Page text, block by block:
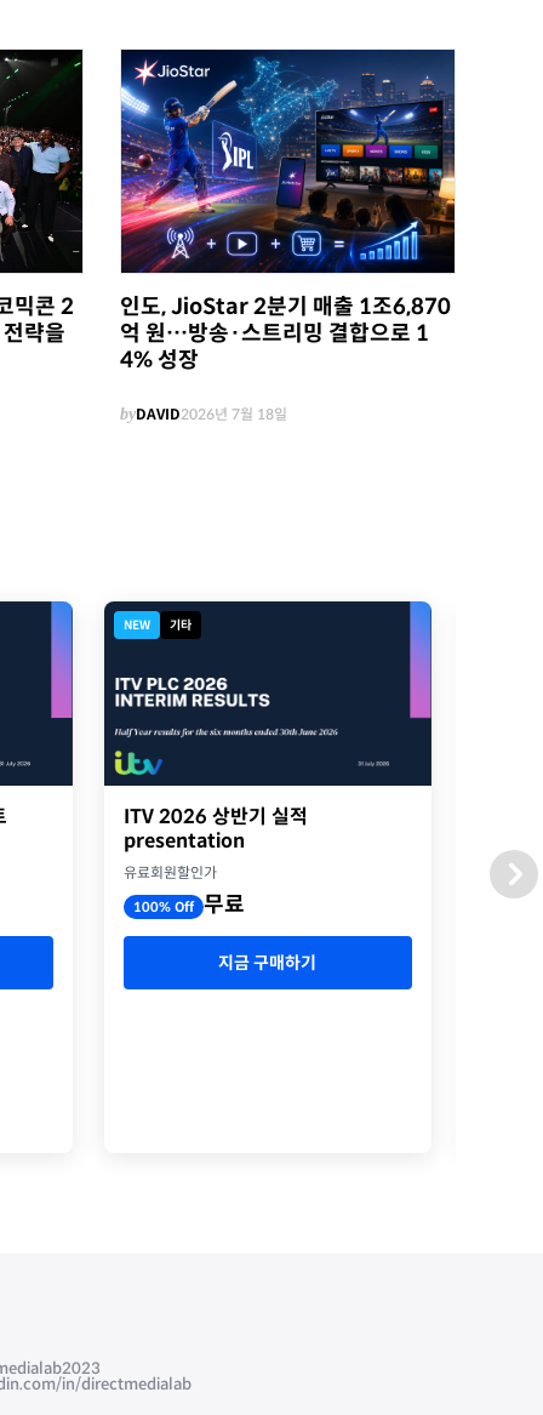
믹콘 2
략을
인도, JioStar 2분기 매출 1조6,870
억 원…방송·스트리밍 결합으로 1
4% 성장
byDAVID2026년 7월 18일
NEW 기타
ITV 2026 상반기 실적
presentation
유료회원할인가
100% Off 무료
지금 구매하기
유료회원
in/directmedialab